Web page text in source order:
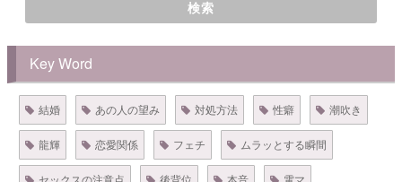
検索
Key Word
結婚 あの人の望み 対処方法 性癖 潮吹き
龍輝 恋愛関係 フェチ ムラッとする瞬間